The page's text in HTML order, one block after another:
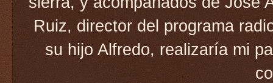
Ruiz, director del programa
su hijo Alfredo, realizaría mi